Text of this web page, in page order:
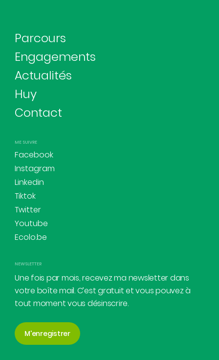
Parcours
Engagements
Actualités
Huy
Contact
ME SUIVRE
Facebook
Instagram
Linkedin
Tiktok
Twitter
Youtube
Ecolo.be
NEWSLETTER
Une fois par mois, recevez ma newsletter dans
votre boîte mail. C’est gratuit et vous pouvez à
tout moment vous désinscrire.
M'enregistrer